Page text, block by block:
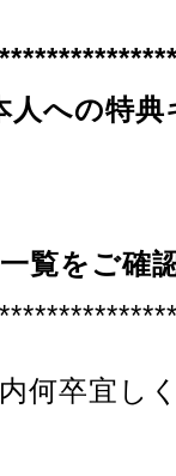
人への特
覧をご確
何卒宜し